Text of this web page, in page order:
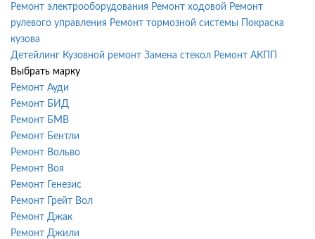
Ремонт электрооборудования Ремонт ходовой Ремонт
рулевого управления Ремонт тормозной системы
Покраска
кузова
Детейлинг Кузовной ремонт Замена стекол Ремонт АКПП
Выбрать марку
Ремонт Ауди
Ремонт БИД
Ремонт БМВ
Ремонт Бентли
Ремонт Вольво
Ремонт Воя
Ремонт Генезис
Ремонт Грейт Вол
Ремонт Джак
Ремонт Джили